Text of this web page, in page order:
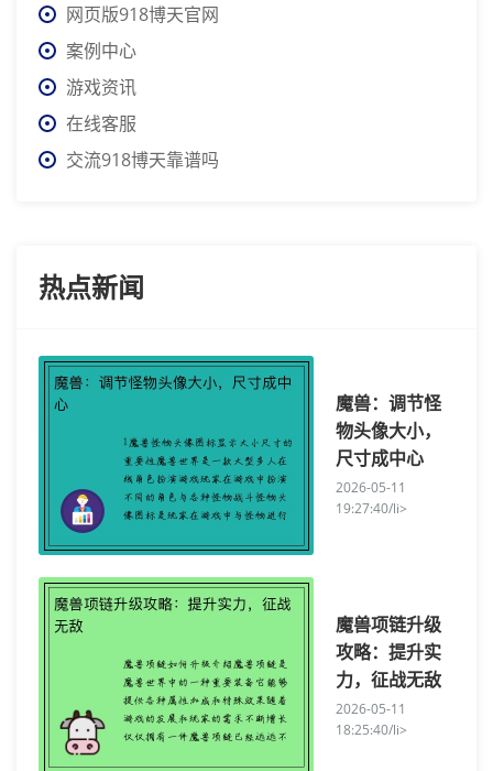
网页版918博天官网
案例中心
游戏资讯
在线客服
交流918博天靠谱吗
热点新闻
魔兽：调节怪
物头像大小，
尺寸成中心
2026-05-11
19:27:40/li>
魔兽项链升级
攻略：提升实
力，征战无敌
2026-05-11
18:25:40/li>